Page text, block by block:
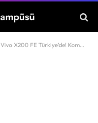
Vivo X200 FE Türkiye’de! Kompakt tasarımda amiral gemisi deneyimi